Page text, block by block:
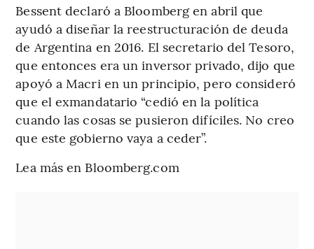
Bessent declaró a Bloomberg en abril que
ayudó a diseñar la reestructuración de deuda
de Argentina en 2016. El secretario del Tesoro,
que entonces era un inversor privado, dijo que
apoyó a Macri en un principio, pero consideró
que el exmandatario “cedió en la política
cuando las cosas se pusieron difíciles. No creo
que este gobierno vaya a ceder”.
Lea más en Bloomberg.com